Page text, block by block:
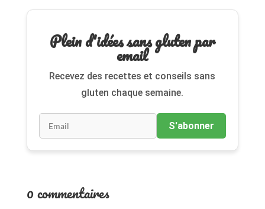
Plein d'idées sans gluten par
email
Recevez des recettes et conseils sans
gluten chaque semaine.
S'abonner
0 commentaires